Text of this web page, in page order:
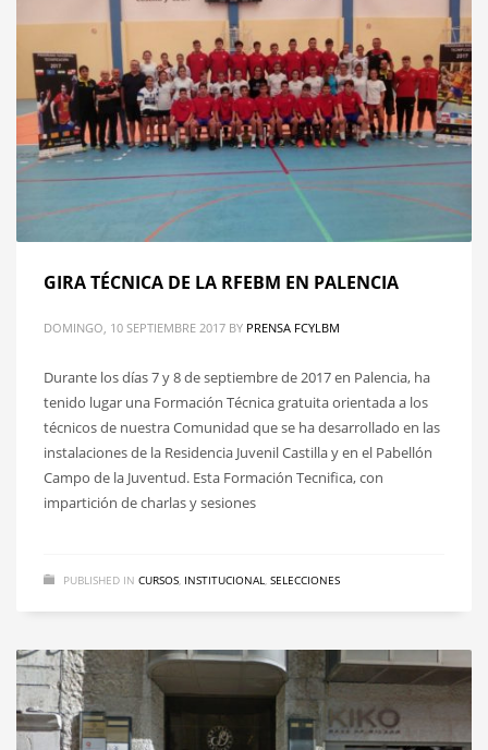
GIRA TÉCNICA DE LA RFEBM EN PALENCIA
DOMINGO, 10 SEPTIEMBRE 2017 BY PRENSA FCYLBM
Durante los días 7 y 8 de septiembre de 2017 en Palencia, ha
tenido lugar una Formación Técnica gratuita orientada a los
técnicos de nuestra Comunidad que se ha desarrollado en las
instalaciones de la Residencia Juvenil Castilla y en el Pabellón
Campo de la Juventud. Esta Formación Tecnifica, con
impartición de charlas y sesiones
PUBLISHED IN CURSOS INSTITUCIONAL SELECCIONES